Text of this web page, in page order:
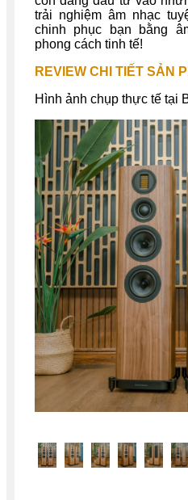
trải nghiệm âm nhạc
chinh phục bạn bằng
phong cách tinh tế!
REVIEW CHI TIẾT SẢN
Hình ảnh chụp thực tế tại